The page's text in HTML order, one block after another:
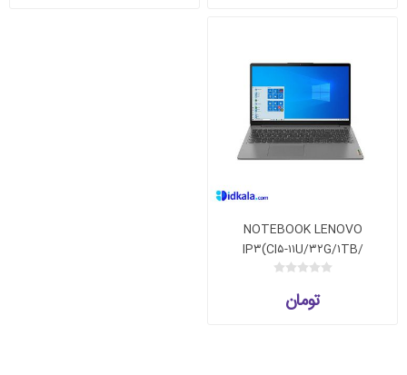
NOTEBOOK LENOVO
IP۳(CI۵-۱۱U/۳۲G/۱TB/
۵۱۲SSD/MX۳۵۰
تومان